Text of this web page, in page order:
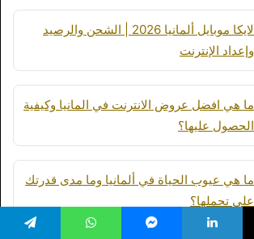
لايكا موبايل ألمانيا 2026 | الشحن والرصيد
وإعداد الإنترنت
ما هي افضل عروض الانترنت في المانيا وكيفية
الحصول عليها؟
ما هي عيوب الحياة في ألمانيا وما مدى قدرتك
على تحملها؟